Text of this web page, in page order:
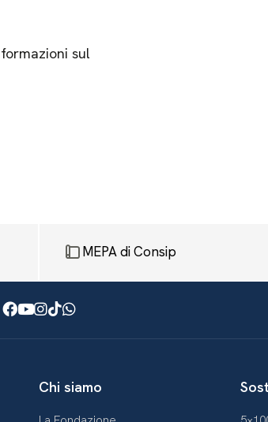
sul
MEPA di Consip
Facebook
Youtube
Instagram
TikTok
WhatsApp
Chi siamo